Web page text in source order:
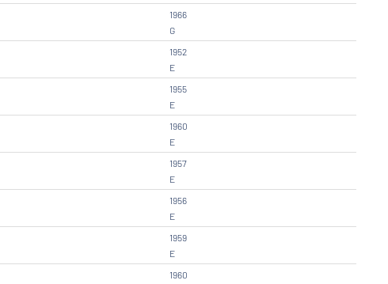
1966
G
1952
E
1955
E
1960
E
1957
E
1956
E
1959
E
1960